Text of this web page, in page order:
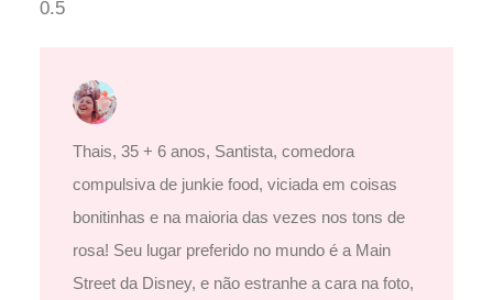
Thais, 35 + 6 anos, Santista, comedora
compulsiva de junkie food, viciada em coisas
bonitinhas e na maioria das vezes nos tons de
rosa! Seu lugar preferido no mundo é a Main
Street da Disney, e não estranhe a cara na foto,